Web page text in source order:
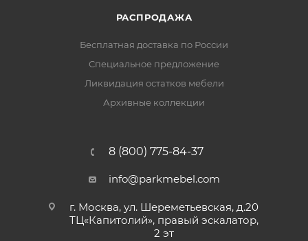
РАСПРОДАЖА
Бесплатная доставка по России
Специальное предложение
Ликвидация остатков мебели
Архивные коллекции
8 (800) 775-84-37
info@parkmebel.com
г. Москва, ул. Шереметьевская, д.20
ТЦ«Капитолий», правый эскалатор,
2 эт